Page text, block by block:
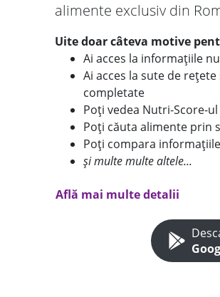
alimente exclusiv din
Uite doar câteva motive
Ai acces la informațiile
Ai acces la sute de
completate
Poți vedea Nutri-Score-
Poți căuta alimente prin
Poți compara
și multe multe altele...
Află mai multe detalii